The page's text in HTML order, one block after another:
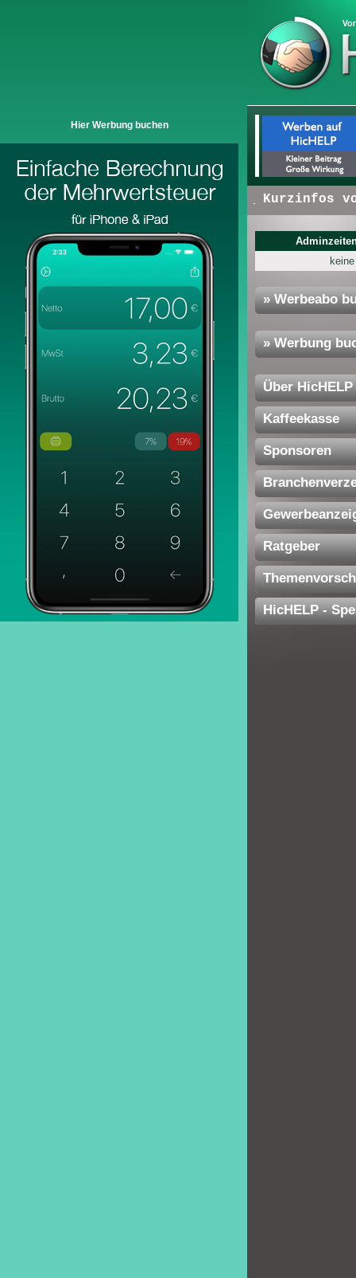
Hier Werbung buchen
+ + + Hier erscheinen: Kurzinfos von
keine
» Werbeabo
» Werbung
Über HicHELP
Kaffeekasse
Sponsoren
Ratgeber
HicHELP -